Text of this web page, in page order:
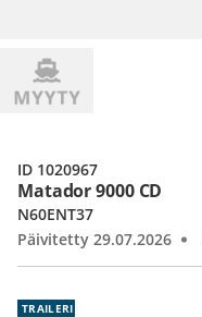
Matador 9000 CD
N60ENT37
Päivitetty 29.07.2026
ID 1020967
TRAILERI